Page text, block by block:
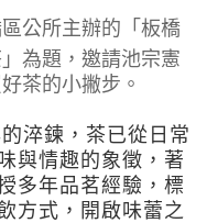
公所主辦的「板橋
為題，邀請池宗憲
茶的小撇步。
淬鍊，茶已從日常
與情趣的象徵，著
多年品茗經驗，標
方式，開啟味蕾之